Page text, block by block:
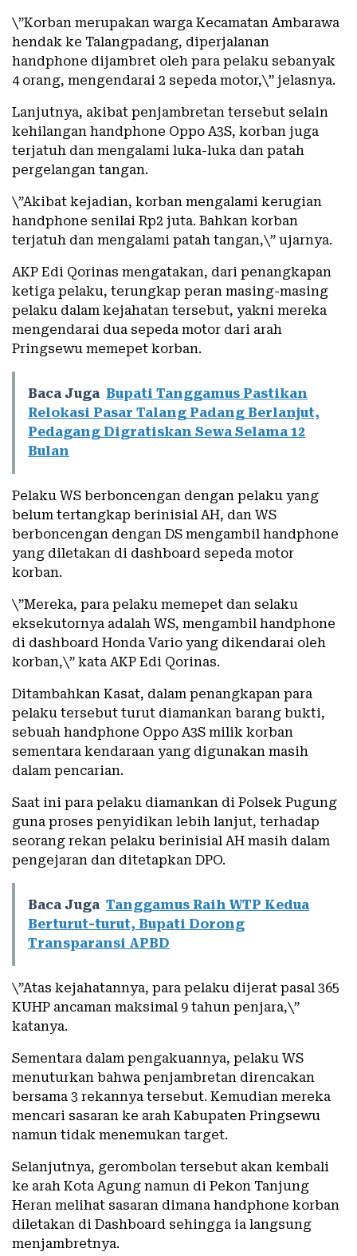
\”Korban merupakan warga Kecamatan Ambarawa
hendak ke Talangpadang, diperjalanan
handphone dijambret oleh para pelaku sebanyak
4 orang, mengendarai 2 sepeda motor,\” jelasnya.
Lanjutnya, akibat penjambretan tersebut selain
kehilangan handphone Oppo A3S, korban juga
terjatuh dan mengalami luka-luka dan patah
pergelangan tangan.
\”Akibat kejadian, korban mengalami kerugian
handphone senilai Rp2 juta. Bahkan korban
terjatuh dan mengalami patah tangan,\” ujarnya.
AKP Edi Qorinas mengatakan, dari penangkapan
ketiga pelaku, terungkap peran masing-masing
pelaku dalam kejahatan tersebut, yakni mereka
mengendarai dua sepeda motor dari arah
Pringsewu memepet korban.
Baca Juga Bupati Tanggamus Pastikan
Relokasi Pasar Talang Padang Berlanjut,
Pedagang Digratiskan Sewa Selama 12
Bulan
Pelaku WS berboncengan dengan pelaku yang
belum tertangkap berinisial AH, dan WS
berboncengan dengan DS mengambil handphone
yang diletakan di dashboard sepeda motor
korban.
\”Mereka, para pelaku memepet dan selaku
eksekutornya adalah WS, mengambil handphone
di dashboard Honda Vario yang dikendarai oleh
korban,\” kata AKP Edi Qorinas.
Ditambahkan Kasat, dalam penangkapan para
pelaku tersebut turut diamankan barang bukti,
sebuah handphone Oppo A3S milik korban
sementara kendaraan yang digunakan masih
dalam pencarian.
Saat ini para pelaku diamankan di Polsek Pugung
guna proses penyidikan lebih lanjut, terhadap
seorang rekan pelaku berinisial AH masih dalam
pengejaran dan ditetapkan DPO.
Baca Juga Tanggamus Raih WTP Kedua
Berturut-turut, Bupati Dorong
Transparansi APBD
\”Atas kejahatannya, para pelaku dijerat pasal 365
KUHP ancaman maksimal 9 tahun penjara,\”
katanya.
Sementara dalam pengakuannya, pelaku WS
menuturkan bahwa penjambretan direncakan
bersama 3 rekannya tersebut. Kemudian mereka
mencari sasaran ke arah Kabupaten Pringsewu
namun tidak menemukan target.
Selanjutnya, gerombolan tersebut akan kembali
ke arah Kota Agung namun di Pekon Tanjung
Heran melihat sasaran dimana handphone korban
diletakan di Dashboard sehingga ia langsung
menjambretnya.